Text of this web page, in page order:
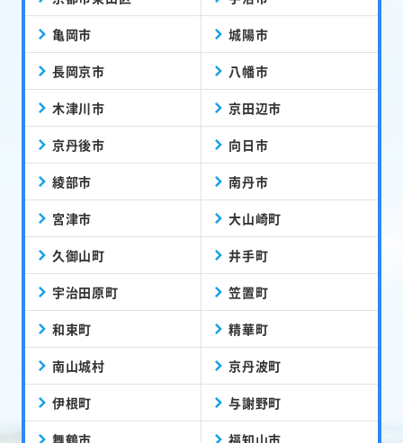
亀岡市 城陽市
長岡京市 八幡市
木津川市 京田辺市
京丹後市 向日市
綾部市 南丹市
宮津市 大山崎町
久御山町 井手町
宇治田原町 笠置町
和束町 精華町
南山城村 京丹波町
伊根町 与謝野町
舞鶴市 福知山市